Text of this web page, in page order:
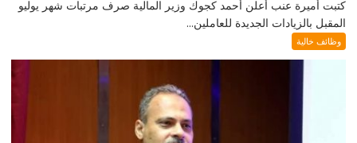
كتبت أميرة عنب أعلن أحمد كجوك وزير المالية صرف مرتبات شهر يوليو
المقبل بالزيادات الجديدة للعاملين...
وظائف خالية